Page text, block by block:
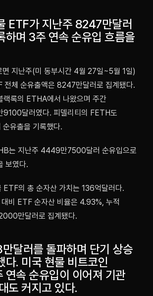
ETF가 지난주 8247만달러
하며 3주 연속 순유입 흐름을
지난주(미 동부시간 4월 27일~5월 1일)
전체 순유출액은 8247만달러로 집계됐다.
랙록의 ETHA에서 나왔으며 주간
9100달러였다. 피델리티의 FETH도
유출을 기록했다.
는 지난주 4449만7500달러 순유입으로
보였다.
ETF의 총 순자산 가치는 136억달러다.
대비 ETF 순자산 비율은 4.93%, 누적
만달러로 집계됐다.
달러를 돌파하며 단기 상승
다. 미국 현물 비트코인
연속 순유입이 이어져 기관
도 커지고 있다.